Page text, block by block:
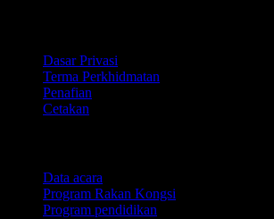
Dasar Privasi
Terma Perkhidmatan
Penafian
Cetakan
Data acara
Program Rakan Kongsi
Program pendidikan